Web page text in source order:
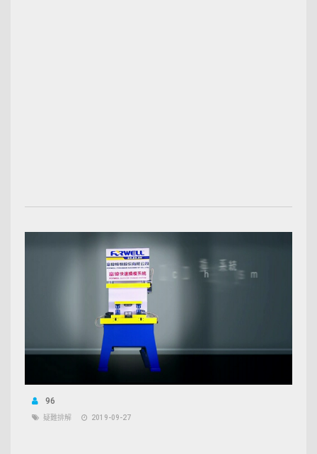
96
疑難排解 2019-09-27